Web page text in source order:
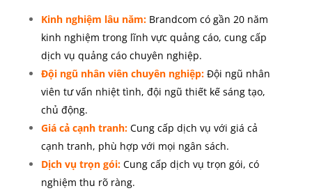
Kinh nghiệm lâu năm:Brandcom có gần 20 năm
kinh nghiệm trong lĩnh vực quảng cáo, cung cấp
dịch vụ quảng cáo chuyên nghiệp.
Đội ngũ nhân viên chuyên nghiệp:Đội ngũ nhân
viên tư vấn nhiệt tình, đội ngũ thiết kế sáng tạo,
chủ động.
Giá cả cạnh tranh:Cung cấp dịch vụ với giá cả
cạnh tranh, phù hợp với mọi ngân sách.
Dịch vụ trọn gói: Cung cấp dịch vụ trọn gói, có
nghiệm thu rõ ràng.